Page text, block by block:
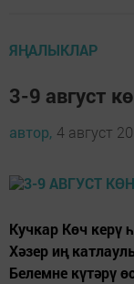
ЯҢАЛЫКЛАР
3-9 август
автор, 4 август
Кучкар Көч керү
Хәзер иң
Белемне күтәрү